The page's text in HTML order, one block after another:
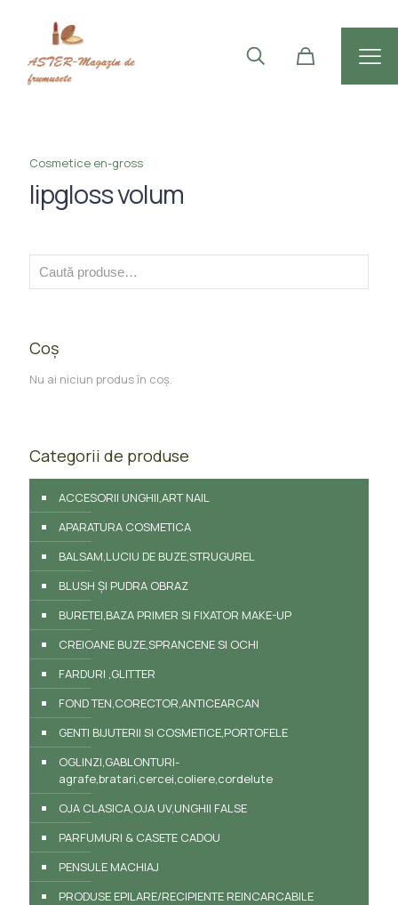
Cosmetice en-gross
lipgloss volum
Coș
Nu ai niciun produs în coș.
Categorii de produse
ACCESORII UNGHII,ART NAIL
APARATURA COSMETICA
BALSAM,LUCIU DE BUZE,STRUGUREL
BLUSH ȘI PUDRA OBRAZ
BURETEI,BAZA PRIMER SI FIXATOR MAKE-UP
CREIOANE BUZE,SPRANCENE SI OCHI
FARDURI ,GLITTER
FOND TEN,CORECTOR,ANTICEARCAN
GENTI BIJUTERII SI COSMETICE,PORTOFELE
OGLINZI,GABLONTURI-
agrafe,bratari,cercei,coliere,cordelute
OJA CLASICA,OJA UV,UNGHII FALSE
PARFUMURI & CASETE CADOU
PENSULE MACHIAJ
PRODUSE EPILARE/RECIPIENTE REINCARCABILE